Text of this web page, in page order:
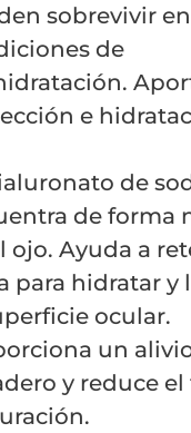
sobrevivir en
de
e
de
de forma
ojo. Ayuda a
para hidratar y
ocular.
un
y reduce